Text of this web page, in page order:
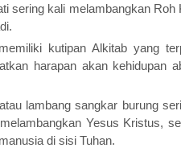
sering kali melambangkan Roh
kutipan Alkitab yang
harapan akan kehidupan
lambang sangkar burung
Yesus Kristus,
di sisi Tuhan.